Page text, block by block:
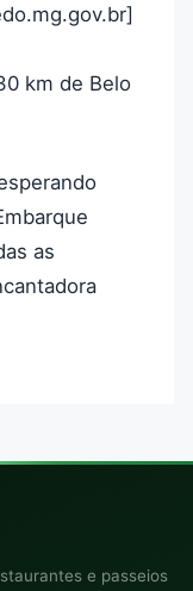
km de Belo
as
e passeios